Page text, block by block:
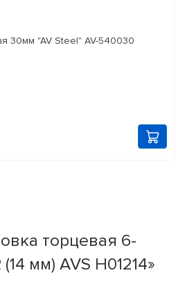
30мм "AV Steel" AV-540030
торцевая 6-
мм) AVS H01214»